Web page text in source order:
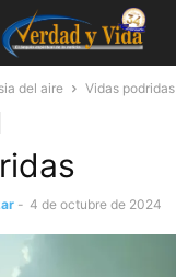
del aire Vidas podridas
- 4 de octubre de 2024